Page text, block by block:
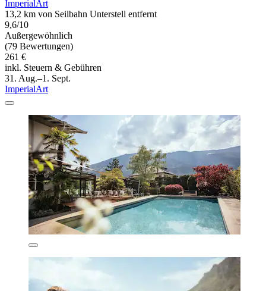
ImperialArt
13,2 km von Seilbahn Unterstell entfernt
9,6/10
Außergewöhnlich
(79 Bewertungen)
261 €
inkl. Steuern & Gebühren
31. Aug.–1. Sept.
ImperialArt